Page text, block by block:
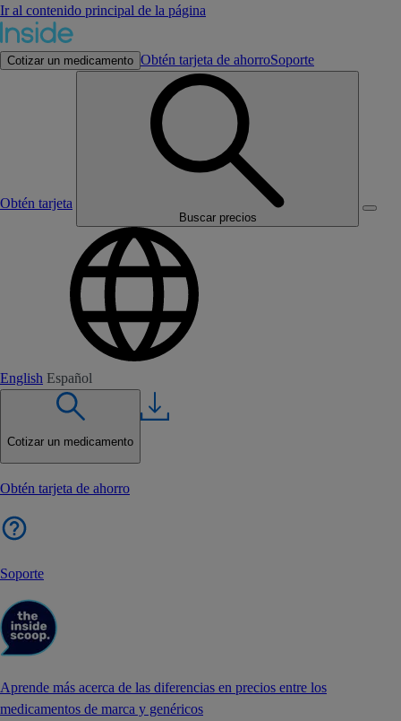
Ir al contenido principal de la página
Cotizar un medicamento Obtén tarjeta de ahorroSoporte
Obtén tarjeta
Buscar precios
English Español
Cotizar un medicamento
Obtén tarjeta de ahorro
Soporte
Aprende más acerca de las diferencias en precios entre los
medicamentos de marca y genéricos